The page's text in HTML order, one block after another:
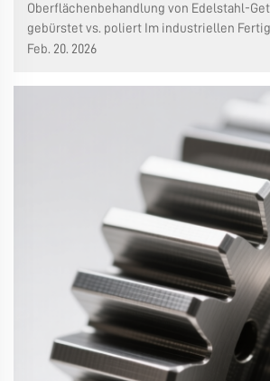
Oberflächenbehandlung von Edelstahl-
gebürstet vs. poliert Im industriellen
Getriebeuntersetzer nicht nur
Erscheinungsbild und ihre
Feb. 20. 2026